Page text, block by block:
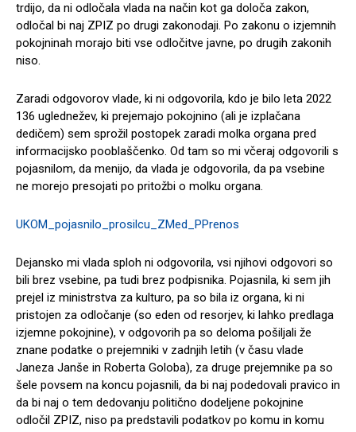
trdijo, da ni odločala vlada na način kot ga določa zakon,
odločal bi naj ZPIZ po drugi zakonodaji. Po zakonu o izjemnih
pokojninah morajo biti vse odločitve javne, po drugih zakonih
niso.
Zaradi odgovorov vlade, ki ni odgovorila, kdo je bilo leta 2022
136 uglednežev, ki prejemajo pokojnino (ali je izplačana
dedičem) sem sprožil postopek zaradi molka organa pred
informacijsko pooblaščenko. Od tam so mi včeraj odgovorili s
pojasnilom, da menijo, da vlada je odgovorila, da pa vsebine
ne morejo presojati po pritožbi o molku organa.
UKOM_pojasnilo_prosilcu_ZMed_PPrenos
Dejansko mi vlada sploh ni odgovorila, vsi njihovi odgovori so
bili brez vsebine, pa tudi brez podpisnika. Pojasnila, ki sem jih
prejel iz ministrstva za kulturo, pa so bila iz organa, ki ni
pristojen za odločanje (so eden od resorjev, ki lahko predlaga
izjemne pokojnine), v odgovorih pa so deloma pošiljali že
znane podatke o prejemniki v zadnjih letih (v času vlade
Janeza Janše in Roberta Goloba), za druge prejemnike pa so
šele povsem na koncu pojasnili, da bi naj podedovali pravico in
da bi naj o tem dedovanju politično dodeljene pokojnine
odločil ZPIZ, niso pa predstavili podatkov po komu in komu